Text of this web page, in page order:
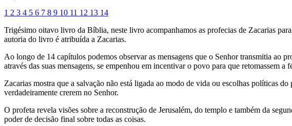
1 2 3 4 5 6 7 8 9 10 11 12 13 14
Trigésimo oitavo livro da Bíblia, neste livro acompanhamos as profecias de Zacarias
autoria do livro é atribuída a Zacarias.
Ao longo de 14 capítulos podemos observar as mensagens que o Senhor transmitia ao
através das suas mensagens, se empenhou em incentivar o povo para que retomassem a
Zacarias mostra que a salvação não está ligada ao modo de vida ou escolhas políticas
verdadeiramente crerem no Senhor.
O profeta revela visões sobre a reconstrução de Jerusalém, do templo e também da
poder de decisão final sobre todas as coisas.